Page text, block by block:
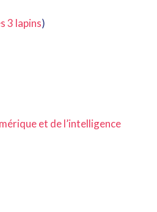
3 lapins)
et de l’intelligence